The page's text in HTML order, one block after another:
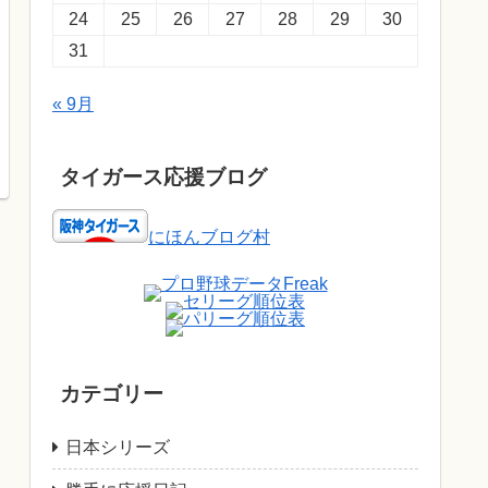
24
25 26 27 28 29
30
31
« 9月
タイガース応援ブログ
にほんブログ村
カテゴリー
日本シリーズ